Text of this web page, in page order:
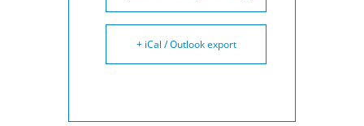
+ iCal / Outlook export